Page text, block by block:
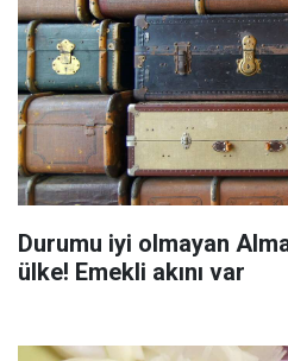
Durumu iyi olmayan
ülke! Emekli akını var